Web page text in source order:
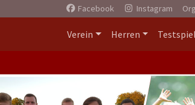
Facebook Instagram
Verein Herren